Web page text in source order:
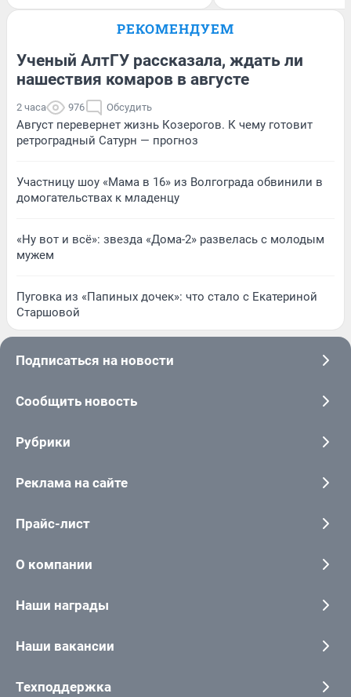
РЕКОМЕНДУЕМ
Ученый АлтГУ рассказала, ждать ли
нашествия комаров в августе
2 часа 976 Обсудить
Август перевернет жизнь Козерогов. К чему готовит
ретроградный Сатурн — прогноз
Участницу шоу «Мама в 16» из Волгограда обвинили в
домогательствах к младенцу
«Ну вот и всё»: звезда «Дома-2» развелась с молодым
мужем
Пуговка из «Папиных дочек»: что стало с Екатериной
Старшовой
Подписаться на новости
Сообщить новость
Рубрики
Реклама на сайте
Прайс-лист
О компании
Наши награды
Наши вакансии
Техподдержка